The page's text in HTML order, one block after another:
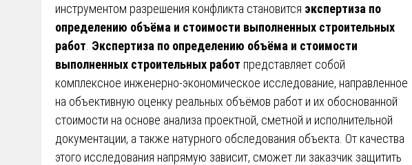
инструментом разрешения конфликта становится экспертиза по
определению объёма и стоимости выполненных строительных
работ Экспертиза по определению объёма и стоимости
выполненных строительных работ представляет собой
комплексное инженерно-экономическое исследование, направленное
на объективную оценку реальных объёмов работ и их обоснованной
стоимости на основе анализа проектной, сметной и исполнительной
документации, а также натурного обследования объекта. От качества
этого исследования напрямую зависит, сможет ли заказчик защитить